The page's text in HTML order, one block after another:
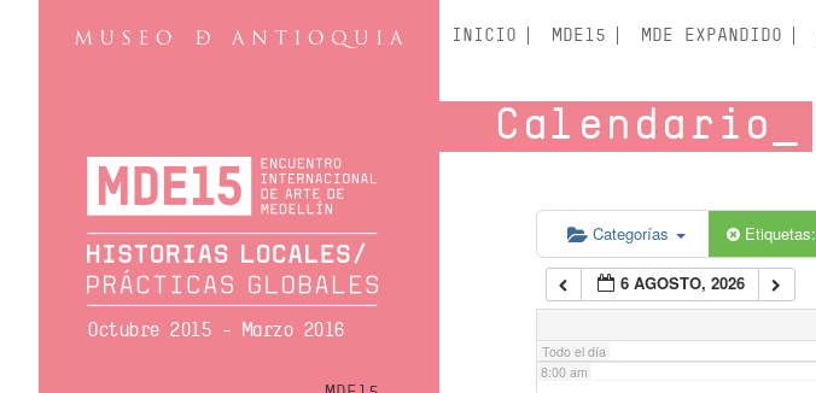
Octubre 2015 - Marzo 2016
INICIO MDE15 MDE EXPANDIDO
Calendario
Categorías Etiquetas:
6 AGOSTO, 2026
Todo el día
5:00 am
6:00 am
7:00 am
8:00 am